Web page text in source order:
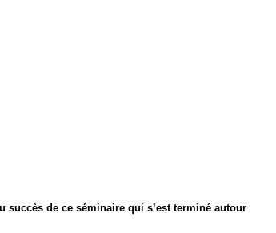
succès de ce séminaire qui s’est terminé autour